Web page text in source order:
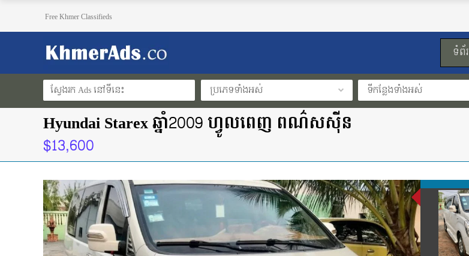
Free Khmer Classifieds
ទំព័
ប្រភេទទាំងអស់ ទីកន្លែងទាំងអស់
Hyundai Starex ឆ្នាំ2009 ហ្វូលពេញ ពណ៌សសុីន
$13,600